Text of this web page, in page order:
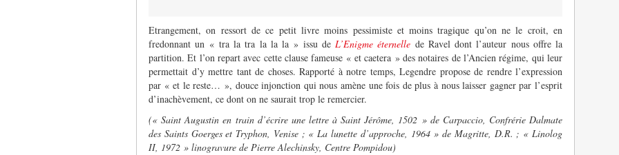
Etrangement, on ressort de ce petit livre moins pessimiste et moins tragique qu’on ne le croit, en
fredonnant un « tra la tra la la la » issu de L’Enigme éternelle de Ravel dont l’auteur nous offre la
partition. Et l’on repart avec cette clause fameuse « et caetera » des notaires de l’Ancien régime, qui leur
permettait d’y mettre tant de choses. Rapporté à notre temps, Legendre propose de rendre l’expression
par « et le reste… », douce injonction qui nous amène une fois de plus à nous laisser gagner par l’esprit
d’inachèvement, ce dont on ne saurait trop le remercier.
(« Saint Augustin en train d’écrire une lettre à Saint Jérôme, 1502 » de Carpaccio, Confrérie Dalmate
des Saints Goerges et Tryphon, Venise ; « La lunette d’approche, 1964 » de Magritte, D.R. ; « Linolog
II, 1972 » linogravure de Pierre Alechinsky, Centre Pompidou)